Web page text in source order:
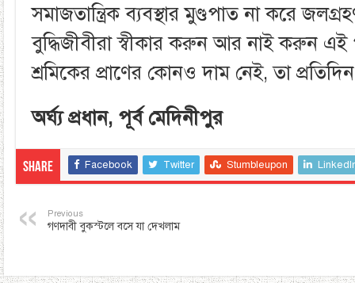
সমাজতান্ত্রিক ব্যবস্থার মুণ্ডপাত না করে
বুদ্ধিজীবীরা স্বীকার করুন আর নাই করুন এই
শ্রমিকের প্রাণের কোনও দাম নেই, তা
অর্ঘ্য প্রধান, পূর্ব মেদিনীপুর
Share Facebook Twitter Stumbleupon
Previous
গণদাবী বুকস্টলে বসে যা দেখলাম